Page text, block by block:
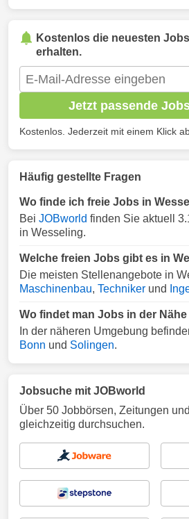
Kostenlos die neuesten
erhalten.
Jetzt passende
Kostenlos. Jederzeit mit einem Klick
Häufig gestellte Fragen
Wo finde ich freie Jobs in
Bei JOBworld finden Sie aktuell
in Wesseling.
Welche freien Jobs gibt es in
Die meisten Stellenangebote in
Maschinenbau, Techniker und
Wo findet man Jobs in der
In der näheren Umgebung
Bonn und Solingen.
Jobsuche mit JOBworld
Über 50 Jobbörsen, Zeitungen
gleichzeitig durchsuchen.